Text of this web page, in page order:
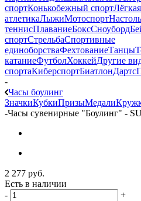
спортКонькобежный спортЛёгкая
атлетикаЛыжиМотоспорт
теннисПлаваниеБоксСноуборд
спортСтрельбаСпортивные
единоборстваФехтованиеТанцы
катаниеФутболХоккейДругие
спортаКиберспортБиатлонДартс
-
Часы боулинг
ЗначкиКубкиПризыМедали
-Часы сувенирные "Боулинг" -
2 277 руб.
Есть в наличии
-
+